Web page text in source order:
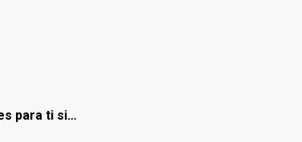
para ti si…